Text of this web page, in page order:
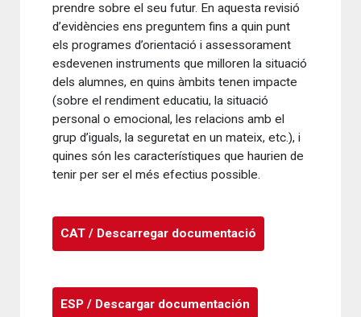
prendre sobre el seu futur. En aquesta revisió
d’evidències ens preguntem fins a quin punt
els programes d’orientació i assessorament
esdevenen instruments que milloren la situació
dels alumnes, en quins àmbits tenen impacte
(sobre el rendiment educatiu, la situació
personal o emocional, les relacions amb el
grup d’iguals, la seguretat en un mateix, etc.), i
quines són les característiques que haurien de
tenir per ser el més efectius possible.
CAT / Descarregar documentació
ESP / Descargar documentación